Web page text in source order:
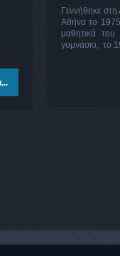
Γεννήθηκε
Αθήνα το
μαθητικά του
γυμνάσιο, το